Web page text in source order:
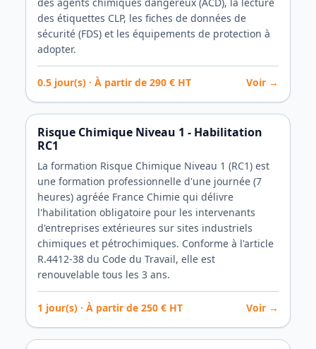
des étiquettes CLP, les fiches de données de
sécurité (FDS) et les équipements de protection à
adopter.
0.5 jour(s) · À partir de 290 € HT Voir →
Risque Chimique Niveau 1 - Habilitation
RC1
La formation Risque Chimique Niveau 1 (RC1) est
une formation professionnelle d'une journée (7
heures) agréée France Chimie qui délivre
l'habilitation obligatoire pour les intervenants
d'entreprises extérieures sur sites industriels
chimiques et pétrochimiques. Conforme à l'article
R.4412-38 du Code du Travail, elle est
renouvelable tous les 3 ans.
1 jour(s) · À partir de 250 € HT Voir →